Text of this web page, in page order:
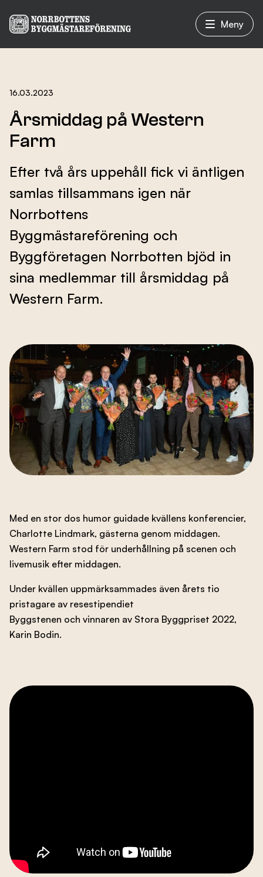
Meny
Om oss
Nyheter
Evenemang
Branschens utveckling
Besök nbf.se
16.03.2023
Årsmiddag på Western
Farm
Efter två års uppehåll fick vi äntligen
samlas tillsammans igen när
Norrbottens
Byggmästareförening och
Byggföretagen Norrbotten bjöd in
sina medlemmar till årsmiddag på
Western Farm.
Med en stor dos humor guidade kvällens konferencier,
Charlotte Lindmark, gästerna genom middagen.
Western Farm stod för underhållning på scenen och
livemusik efter middagen.
Under kvällen uppmärksammades även årets tio
pristagare av resestipendiet
Byggstenen och vinnaren av Stora Byggpriset 2022,
Karin Bodin.